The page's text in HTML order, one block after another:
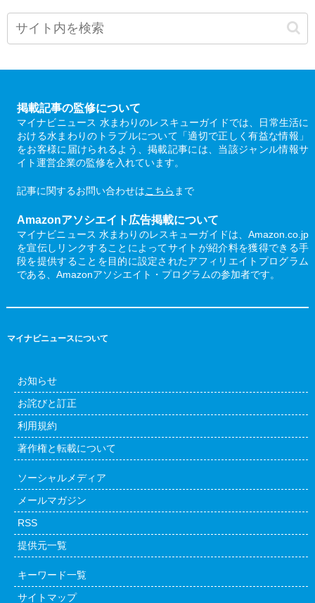
掲載記事の監修について
マイナビニュース 水まわりのレスキューガイドでは、日常生活に
おける水まわりのトラブルについて「適切で正しく有益な情報」
をお客様に届けられるよう、掲載記事には、当該ジャンル情報サ
イト運営企業の監修を入れています。
記事に関するお問い合わせはこちら まで
Amazonアソシエイト広告掲載について
マイナビニュース 水まわりのレスキューガイドは、Amazon.co.jp
を宣伝しリンクすることによってサイトが紹介料を獲得できる手
段を提供することを目的に設定されたアフィリエイトプログラム
である、Amazonアソシエイト・プログラムの参加者です。
マイナビニュースについて
お知らせ
お詫びと訂正
利用規約
著作権と転載について
ソーシャルメディア
メールマガジン
RSS
提供元一覧
キーワード一覧
サイトマップ